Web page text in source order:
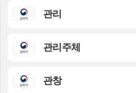
관리
관리주체
관창